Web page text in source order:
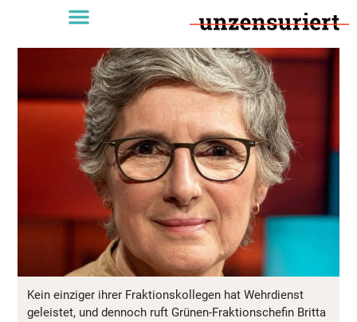
Kein einziger ihrer Fraktionskollegen hat Wehrdienst
geleistet, und dennoch ruft Grünen-Fraktionschefin Britta